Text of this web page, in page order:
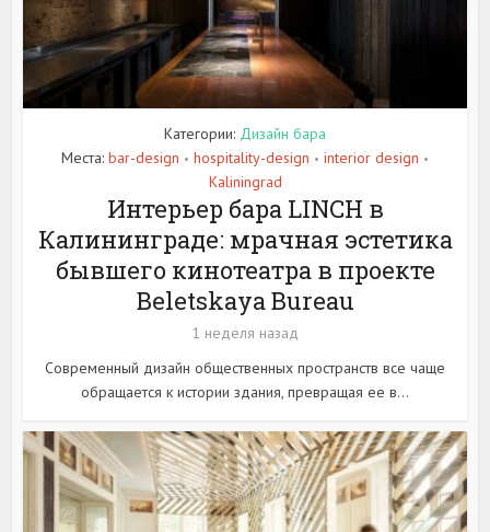
Категории: Дизайн бара
Места: bar-design • hospitality-design • interior design •
Kaliningrad
Интерьер бара LINCH в
Калининграде: мрачная эстетика
бывшего кинотеатра в проекте
Beletskaya Bureau
1 неделя назад
Современный дизайн общественных пространств все чаще
обращается к истории здания, превращая ее в...